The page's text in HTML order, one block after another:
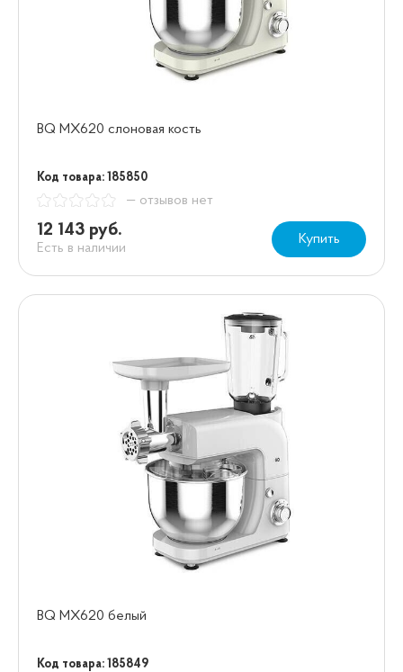
BQ MX620 слоновая кость
Код товара: 185850
— отзывов нет
12 143 руб.
Есть в наличии
Купить
BQ MX620 белый
Код товара: 185849